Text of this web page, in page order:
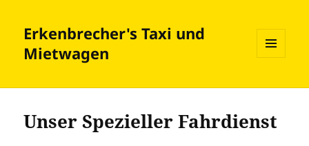
Erkenbrecher's Taxi und
Mietwagen
WIDGETS
Unser Spezieller Fahrdienst